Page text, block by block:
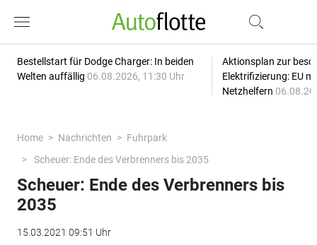
Bestellstart für Dodge Charger: In beiden
Welten auffällig 06.08.2026, 11:30 Uhr
Aktionsplan zur
Elektrifizierung: EU
Netzhelfern
Home Nachrichten
Fuhrpark
Scheuer: Ende des Verbrenners bis 2035
Scheuer: Ende des Verbrenners bis
2035
15.03.2021 09:51 Uhr